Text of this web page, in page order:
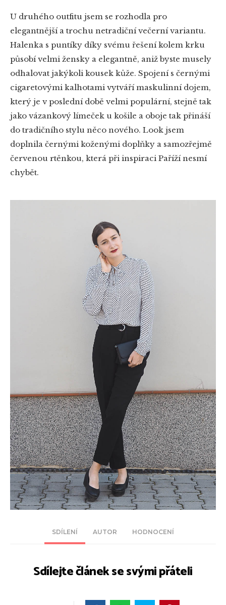
SDÍLENÍ AUTOR HODNOCENÍ
Sdílejte článek se svými přáteli
U druhého outfitu jsem se rozhodla pro
elegantnější a trochu netradiční večerní variantu.
Halenka s puntíky díky svému řešení kolem krku
působí velmi žensky a elegantně, aniž byste musely
odhalovat jakýkoli kousek kůže. Spojení s černými
cigaretovými kalhotami vytváří maskulinní dojem,
který je v poslední době velmi populární, stejně tak
jako vázankový límeček u košile a oboje tak přináší
do tradičního stylu něco nového. Look jsem
doplnila černými koženými doplňky a samozřejmě
červenou rtěnkou, která při inspiraci Paříží nesmí
chybět.